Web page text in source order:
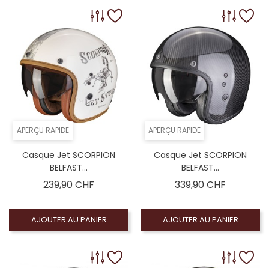
APERÇU RAPIDE
Casque Jet SCORPION
BELFAST...
239,90 CHF
AJOUTER AU PANIER
APERÇU RAPIDE
Casque Jet SCORPION
BELFAST...
339,90 CHF
AJOUTER AU PANIER